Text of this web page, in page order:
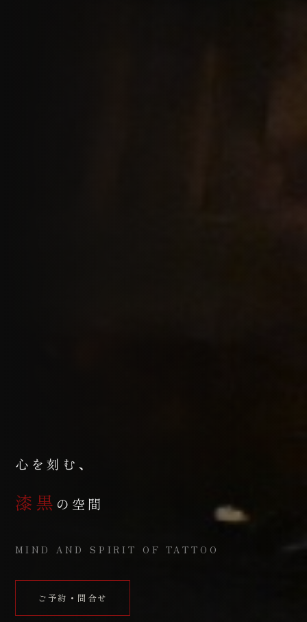
心を刻む、
漆黒 の空間
MIND AND SPIRIT OF TATTOO
ご予約・問合せ